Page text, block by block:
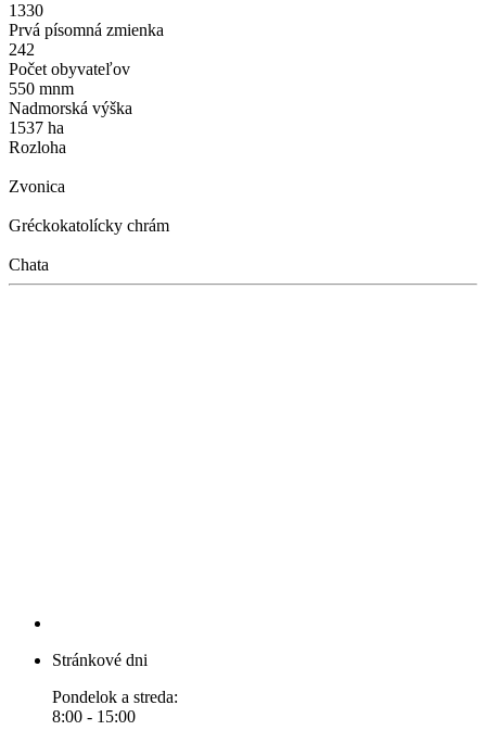
1330
Prvá písomná zmienka
242
Počet obyvateľov
550 mnm
Nadmorská výška
1537 ha
Rozloha
Zvonica
Gréckokatolícky chrám
Chata
Stránkové dni
Pondelok a streda:
8:00 - 15:00